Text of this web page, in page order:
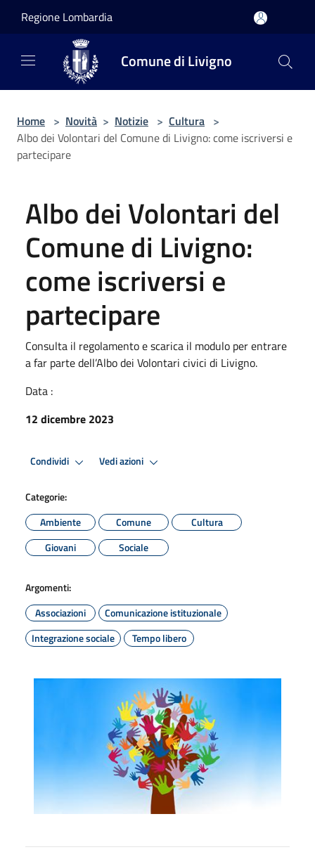
Regione Lombardia
Comune di Livigno
Home > Novità > Notizie > Cultura >
Albo dei Volontari del Comune di Livigno: come iscriversi e
partecipare
Albo dei Volontari del
Comune di Livigno:
come iscriversi e
partecipare
Consulta il regolamento e scarica il modulo per entrare
a far parte dell’Albo dei Volontari civici di Livigno.
Data :
12 dicembre 2023
Condividi Vedi azioni
Categorie:
Ambiente
Comune
Cultura
Giovani
Sociale
Argomenti:
Associazioni
Comunicazione istituzionale
Integrazione sociale
Tempo libero